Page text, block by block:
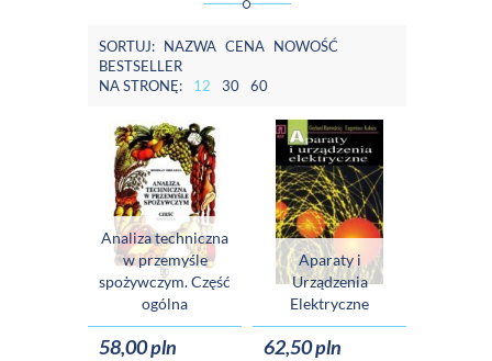
SORTUJ: NAZWA CENA NOWOŚĆ
BESTSELLER
NA STRONĘ:
12 30 60
Analiza techniczna
w przemyśle
spożywczym. Część
ogólna
58,00 pln
Aparaty i
Urządzenia
Elektryczne
62,50 pln